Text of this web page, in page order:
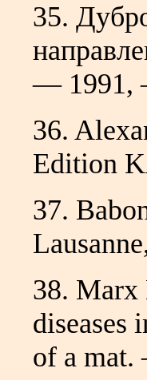
35.
— 1991,
36.
Edition
37.
38. Marx
diseases
of a